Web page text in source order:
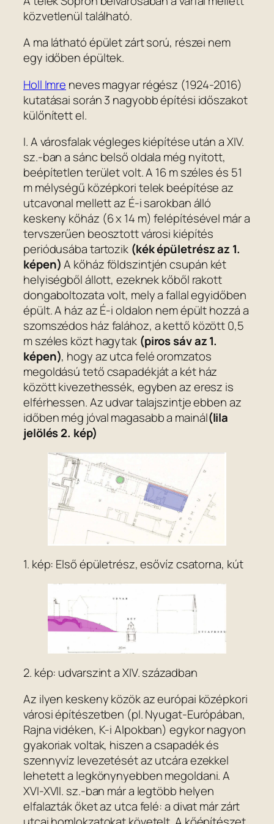
közvetlenül található.
A ma látható épület zárt sorú, részei nem
egy időben épültek.
Holl Imre neves magyar régész (1924-2016)
kutatásai során 3 nagyobb építési időszakot
külőnített el.
I. A városfalak végleges kiépítése után a XIV.
sz.-ban a sánc belső oldala még nyitott,
beépítetlen terület volt. A 16 m széles és 51
m mélységű középkori telek beépítése az
utcavonal mellett az É-i sarokban álló
keskeny kőház (6 x 14 m) felépítésével már a
tervszerűen beosztott városi kiépítés
periódusába tartozik (kék épületrész az 1.
képen)A kőház földszintjén csupán két
helyiségből állott, ezeknek kőből rakott
dongaboltozata volt, mely a fallal egyidőben
épült. A ház az É-i oldalon nem épült hozzá a
szomszédos ház falához, a kettő között 0,5
m széles közt hagytak (piros sáv az 1.
képen), hogy az utca felé oromzatos
megoldású tető csapadékját a két ház
között kivezethessék, egyben az eresz is
elférhessen. Az udvar talajszintje ebben az
időben még jóval magasabb a mainál(lila
jelölés 2. kép)
1. kép: Első épületrész, esővíz csatorna, kút
2. kép: udvarszint a XIV. században
Az ilyen keskeny közök az európai középkori
városi építészetben (pl. Nyugat-Európában,
Rajna vidéken, K-i Alpokban) egykor nagyon
gyakoriak voltak, hiszen a csapadék és
szennyvíz levezetését az utcára ezekkel
lehetett a legkönynyebben megoldani. A
XVI-XVII. sz.-ban már a legtöbb helyen
elfalazták őket az utca felé: a divat már zárt